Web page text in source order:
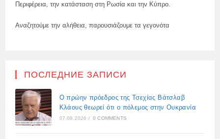
Περιφέρεια, την κατάσταση στη Ρωσία και την Κύπρο.
Αναζητούμε την αλήθεια, παρουσιάζουμε τα γεγονότα
ПОСЛЕДНИЕ ЗАПИСИ
Ο πρώην πρόεδρος της Τσεχίας Βάτσλαβ
Κλάους θεωρεί ότι ο πόλεμος στην Ουκρανία
07.08.2026 / 0 COMMENTS